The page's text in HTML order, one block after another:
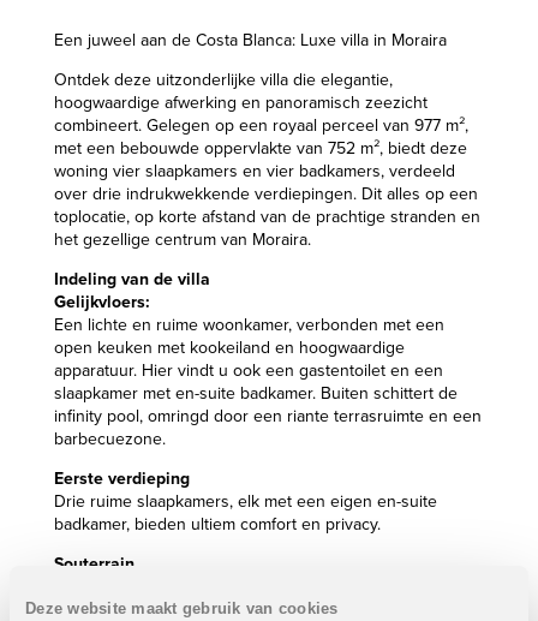
Deze website maakt gebruik van cookies
Een juweel aan de Costa Blanca: Luxe villa in Moraira
Ontdek deze uitzonderlijke villa die elegantie,
hoogwaardige afwerking en panoramisch zeezicht
combineert. Gelegen op een royaal perceel van 977 m²,
met een bebouwde oppervlakte van 752 m², biedt deze
woning vier slaapkamers en vier badkamers, verdeeld
over drie indrukwekkende verdiepingen. Dit alles op een
toplocatie, op korte afstand van de prachtige stranden en
het gezellige centrum van Moraira.
Indeling van de villa
Gelijkvloers:
Een lichte en ruime woonkamer, verbonden met een
open keuken met kookeiland en hoogwaardige
apparatuur. Hier vindt u ook een gastentoilet en een
slaapkamer met en-suite badkamer. Buiten schittert de
infinity pool, omringd door een riante terrasruimte en een
barbecuezone.
Eerste verdieping
Drie ruime slaapkamers, elk met een eigen en-suite
badkamer, bieden ultiem comfort en privacy.
Souterrain
het plaatje compleet.